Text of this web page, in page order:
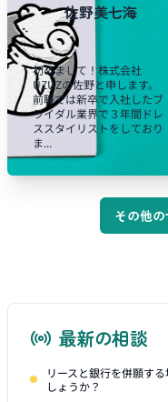
佐野美七海
初めまして！株式会社
UZUZの佐野と申します。
前職では新卒で入社したブ
ライダル業界で３年間ドレ
ススタイリストをしており
ま...
その他
最新の相談
リースと銀行を併願す
しょうか？